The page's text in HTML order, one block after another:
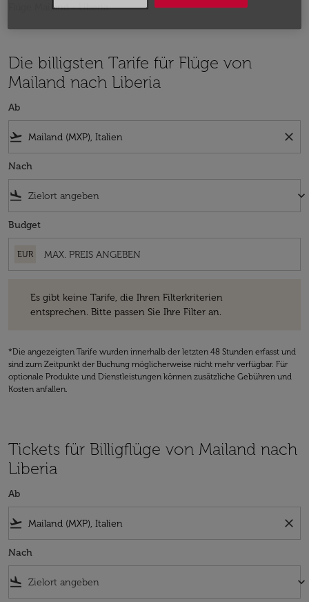
Flüge Mailand - Liberia
Die billigsten Tarife für Flüge von
Mailand nach Liberia
Ab
flight_takeoff close
Nach
flight_land keyboard_arrow_down
Budget
EUR
Es gibt keine Tarife, die Ihren Filterkriterien
entsprechen. Bitte passen Sie Ihre Filter an.
*Die angezeigten Tarife wurden innerhalb der letzten 48 Stunden erfasst und
sind zum Zeitpunkt der Buchung möglicherweise nicht mehr verfügbar. Für
optionale Produkte und Dienstleistungen können zusätzliche Gebühren und
Kosten anfallen.
Tickets für Billigflüge von Mailand nach
Liberia
Ab
flight_takeoff close
Nach
flight_land keyboard_arrow_down